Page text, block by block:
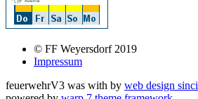
© FF Weyersdorf 2019
Impressum
feuerwehrV3 was with by web design sinci